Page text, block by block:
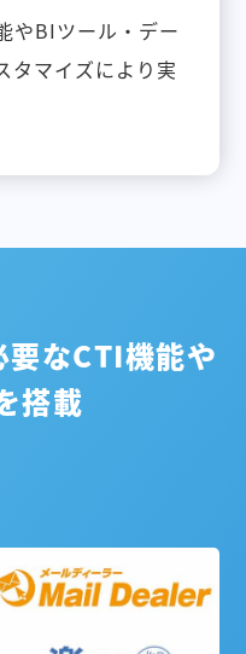
やBIツール・デー
タマイズにより実
要なCTI機能や
搭載